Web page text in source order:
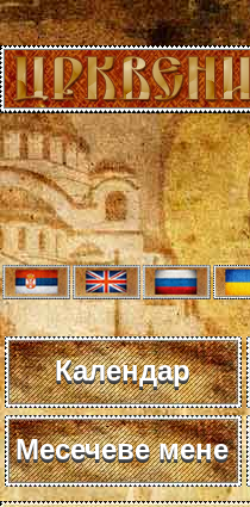
Календар
Месечеве мене